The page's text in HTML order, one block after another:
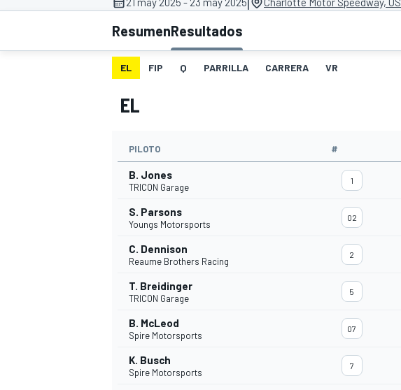
INDYCAR
WEC
ResumenResultados
EL FIP Q PARRILLA CARRERA VR
EL
PILOTO #
B. Jones
TRICON Garage
1
S. Parsons
Youngs Motorsports
02
C. Dennison
Reaume Brothers Racing
2
T. Breidinger
TRICON Garage
5
B. McLeod
Spire Motorsports
07
K. Busch
Spire Motorsports
7